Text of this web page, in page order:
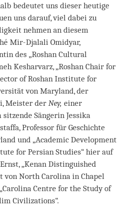
bedeutet uns dieser heutige
uns darauf, viel dabei zu
nehmen an diesem
Mir-Djalali Omidyar,
des „Roshan Cultural
Kesharvarz, „Roshan Chair for
of Roshan Institute for
von Maryland, der
Meister der Ney, einer
Sängerin Jessika
Professor für Geschichte
und „Academic Development
for Persian Studies“ hier auf
„Kenan Distinguished
von North Carolina in Chapel
Centre for the Study of
Civilizations“.